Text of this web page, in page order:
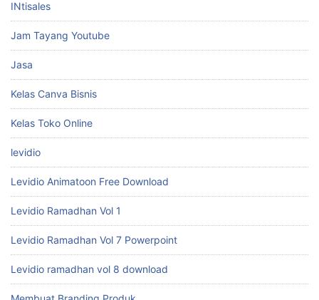
INtisales
Jam Tayang Youtube
Jasa
Kelas Canva Bisnis
Kelas Toko Online
levidio
Levidio Animatoon Free Download
Levidio Ramadhan Vol 1
Levidio Ramadhan Vol 7 Powerpoint
Levidio ramadhan vol 8 download